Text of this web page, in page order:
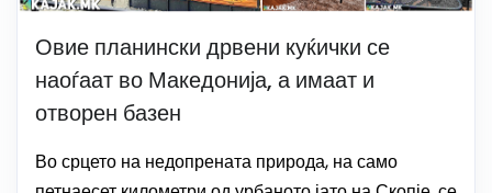
Овие планински дрвени куќички се
наоѓаат во Македонија, а имаат и
отворен базен
Во срцето на недопрената природа, на само